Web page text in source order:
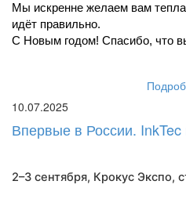
Мы искренне желаем вам
идёт правильно.
С Новым годом! Спасибо, что
10.07.2025
Впервые в России.
2–3 сентября, Крокус Экспо,